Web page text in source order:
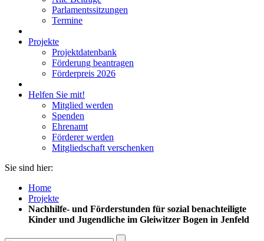
Parlamentssitzungen
Termine
Projekte
Projektdatenbank
Förderung beantragen
Förderpreis 2026
Helfen Sie mit!
Mitglied werden
Spenden
Ehrenamt
Förderer werden
Mitgliedschaft verschenken
Sie sind hier:
Home
Projekte
Nachhilfe- und Förderstunden für sozial benachteiligte
Kinder und Jugendliche im Gleiwitzer Bogen in Jenfeld